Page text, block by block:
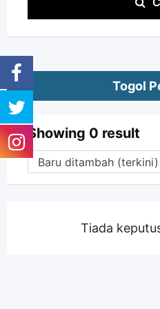
Togol
Showing 0 result
Tiada